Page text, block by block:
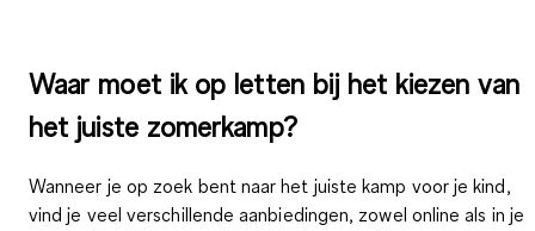
Waar moet ik op letten bij het kiezen van
het juiste zomerkamp?
Wanneer je op zoek bent naar het juiste kamp voor je kind,
vind je veel verschillende aanbiedingen, zowel online als in je